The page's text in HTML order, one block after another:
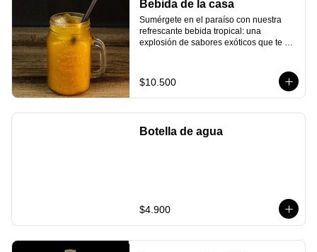
Bebida de la casa
Sumérgete en el paraíso con nuestra
refrescante bebida tropical: una
explosión de sabores exóticos que te
el dulce néctar de piña fresca con el
toque ácido del maracuyá y el limón,
creando una experiencia refrescante y
tropical que se equilibra a la perfección.
$10.500
Botella de agua
$4.900